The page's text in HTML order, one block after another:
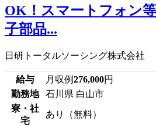
OK！スマートフォン
子部品...
日研トータルソーシング株式会社
給与 月収例276,000円
勤務地
石川県 白山市
寮・社
宅
あり（無料）